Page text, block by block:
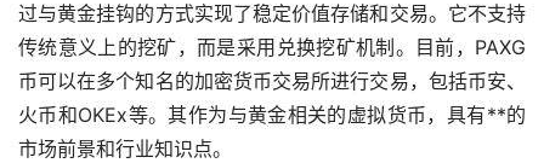
过与黄金挂钩的方式实现了稳定价值存储和交易。它不支持
传统意义上的挖矿，而是采用兑换挖矿机制。目前，PAXG
币可以在多个知名的加密货币交易所进行交易，包括币安、
火币和OKEx等。其作为与黄金相关的虚拟货币，具有**的
市场前景和行业知识点。